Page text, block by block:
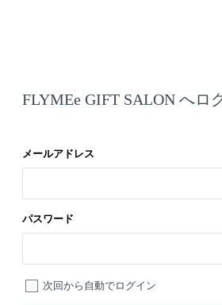
FLYMEe GIFT SALON へロ
メールアドレス
パスワード
次回から自動でログイン